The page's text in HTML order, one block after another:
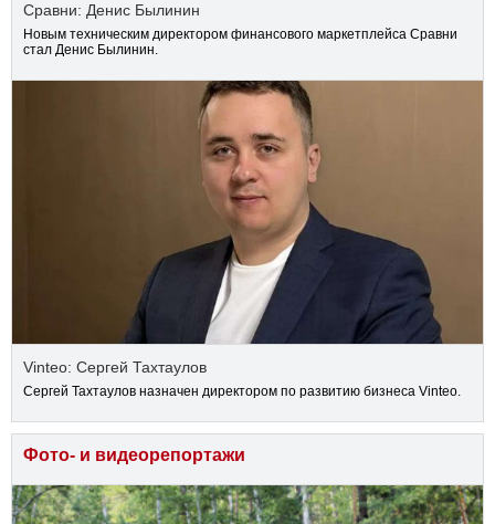
Сравни: Денис Былинин
Новым техническим директором финансового маркетплейса Сравни
стал Денис Былинин.
Vinteo: Сергей Тахтаулов
Сергей Тахтаулов назначен директором по развитию бизнеса Vinteo.
Фото- и видеорепортажи